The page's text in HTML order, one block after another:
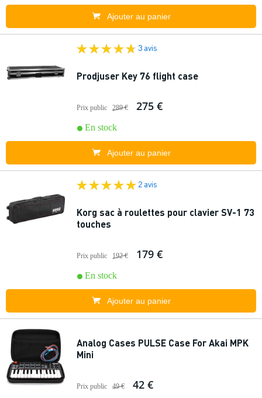
Ajouter au panier
3 avis
Prodjuser Key 76 flight case
Prix public 289 € 275 €
En stock
Ajouter au panier
2 avis
Korg sac à roulettes pour clavier SV-1 73
touches
Prix public 192 € 179 €
En stock
Ajouter au panier
Analog Cases PULSE Case For Akai MPK
Mini
Prix public 49 € 42 €